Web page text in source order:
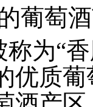
葡萄
为“
优质